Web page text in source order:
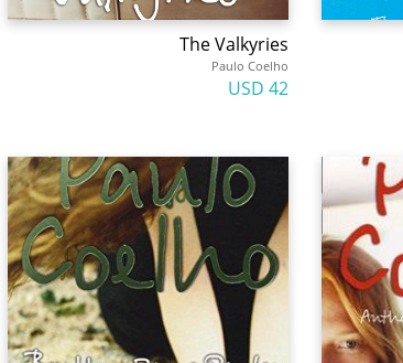
The Valkyries
Paulo Coelho
42 USD